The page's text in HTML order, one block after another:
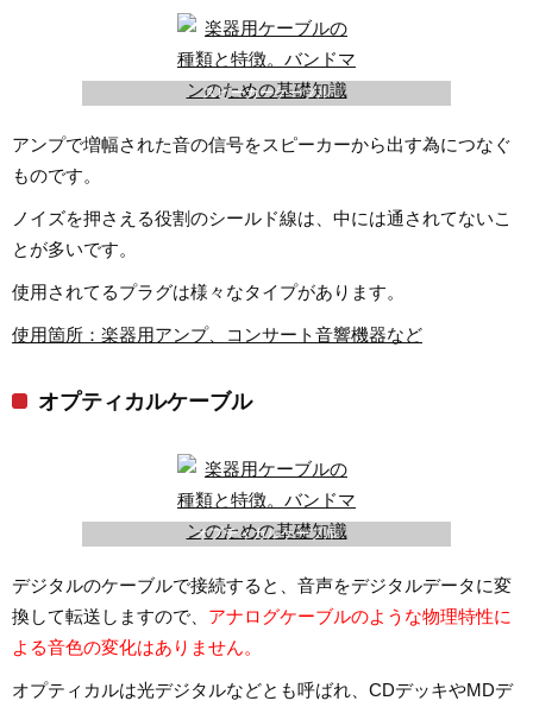
スピーカーケーブル
アンプで増幅された音の信号をスピーカーから出す為につなぐ
ものです。
ノイズを押さえる役割のシールド線は、中には通されてないこ
とが多いです。
使用されてるプラグは様々なタイプがあります。
使用箇所：楽器用アンプ、コンサート音響機器など
オプティカルケーブル
オプティカルケーブル
デジタルのケーブルで接続すると、音声をデジタルデータに変
換して転送しますので、 アナログケーブルのような物理特性に
よる音色の変化はありません。
オプティカルは光デジタルなどとも呼ばれ、CDデッキやMDデ